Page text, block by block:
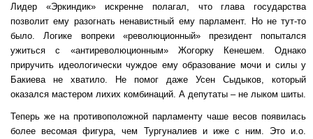
Лидер «Эркиндик» искренне полагал, что глава государства
позволит ему разогнать ненавистный ему парламент. Но не тут-то
было. Логике вопреки «революционный» президент попытался
ужиться с «антиреволюционным» Жогорку Кенешем. Однако
приручить идеологически чуждое ему образование мочи и силы у
Бакиева не хватило. Не помог даже Усен Сыдыков, который
оказался мастером лихих комбинаций. А депутаты – не лыком шиты.
Теперь же на противоположной парламенту чаше весов появилась
более весомая фигура, чем Тургуналиев и иже с ним. Это и.о.